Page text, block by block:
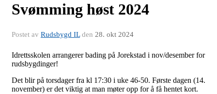
Svømming høst 2024
Postet av Rudsbygd ILden 28. okt 2024
Idrettsskolen arrangerer bading på Jorekstad i nov/desember for
rudsbygdinger!
Det blir på torsdager fra kl 17:30 i uke 46-50. Første dagen (14.
november) er det viktig at man møter opp for å få hentet kort.